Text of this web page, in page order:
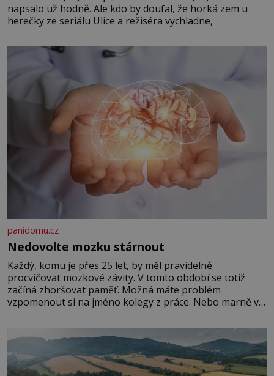
napsalo už hodně. Ale kdo by doufal, že horká zem u
herečky ze seriálu Ulice a režiséra vychladne,
panidomu.cz
Nedovolte mozku stárnout
Každý, komu je přes 25 let, by měl pravidelně
procvičovat mozkové závity. V tomto období se totiž
začíná zhoršovat paměť. Možná máte problém
vzpomenout si na jméno kolegy z práce. Nebo marně v
Je to opravdu tak, s věkem jako kdyby se paměť
rozhodla stávkovat. Cvičte